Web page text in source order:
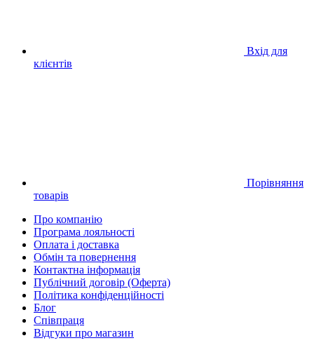
Вхід для
клієнтів
Порівняння
товарів
Про компанію
Програма лояльності
Оплата і доставка
Обмін та повернення
Контактна інформація
Публічний договір (Оферта)
Політика конфіденційності
Блог
Співпраця
Відгуки про магазин